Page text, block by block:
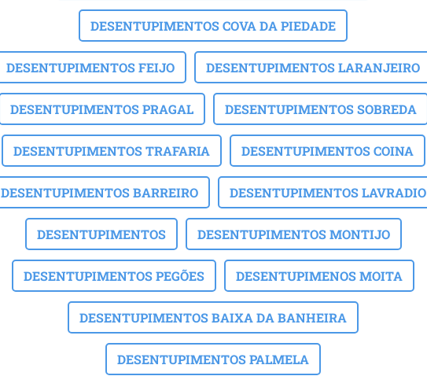
DESENTUPIMENTOS COVA DA PIEDADE
DESENTUPIMENTOS FEIJO DESENTUPIMENTOS LARANJEIRO
DESENTUPIMENTOS PRAGAL DESENTUPIMENTOS SOBREDA
DESENTUPIMENTOS TRAFARIA DESENTUPIMENTOS COINA
DESENTUPIMENTOS BARREIRO DESENTUPIMENTOS LAVRADIO
DESENTUPIMENTOS DESENTUPIMENTOS MONTIJO
DESENTUPIMENTOS PEGÕES DESENTUPIMENOS MOITA
DESENTUPIMENTOS BAIXA DA BANHEIRA
DESENTUPIMENTOS PALMELA